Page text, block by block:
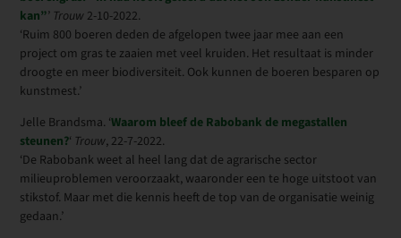
kan”’ Trouw 2-10-2022.
‘Ruim 800 boeren deden de afgelopen twee jaar mee aan een
project om gras te zaaien met veel kruiden. Het resultaat is minder
droogte en meer biodiversiteit. Ook kunnen de boeren besparen op
kunstmest.’
Jelle Brandsma. ‘Waarom bleef de Rabobank de megastallen
steunen?‘ Trouw, 22-7-2022.
‘De Rabobank weet al heel lang dat de agrarische sector
milieuproblemen veroorzaakt, waaronder een te hoge uitstoot van
stikstof. Maar met die kennis heeft de top van de organisatie weinig
gedaan.’